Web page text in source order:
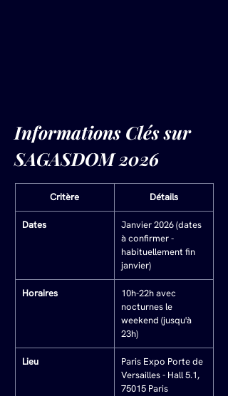
Informations Clés sur
SAGASDOM 2026
Critère Détails
Dates
Janvier 2026 (dates
à confirmer -
habituellement fin
janvier)
Horaires
10h-22h avec
nocturnes le
weekend (jusqu'à
23h)
Lieu
Paris Expo Porte de
Versailles - Hall 5.1,
75015 Paris